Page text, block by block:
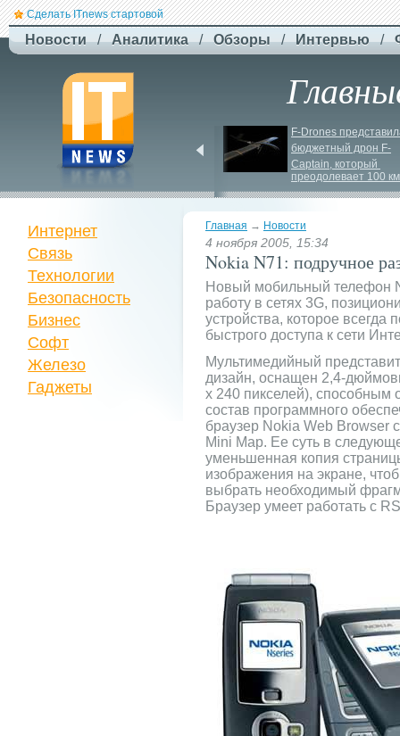
Сделать ITnews стартовой
Новости / Аналитика / Обзоры / Интервью /
Charger - ефективна
автомобільна зарядка
вашої станції
F-Drones
бюджетный дрон F-
Сaptain, который
преодолевает 100 км
Главная → Новости
4 ноября 2005, 15:34
Nokia N71: подручное
Новый мобильный телефон
работу в сетях 3G,
устройства, которое всегда
быстрого доступа к сети
Мультимедийный
дизайн, оснащен 2,4-
x 240 пикселей), способным
состав программного
браузер Nokia Web Browser
Mini Map. Ее суть в
уменьшенная копия
изображения на экране,
выбрать необходимый
Браузер умеет работать с
Интернет
Связь
Технологии
Безопасность
Бизнес
Софт
Железо
Гаджеты